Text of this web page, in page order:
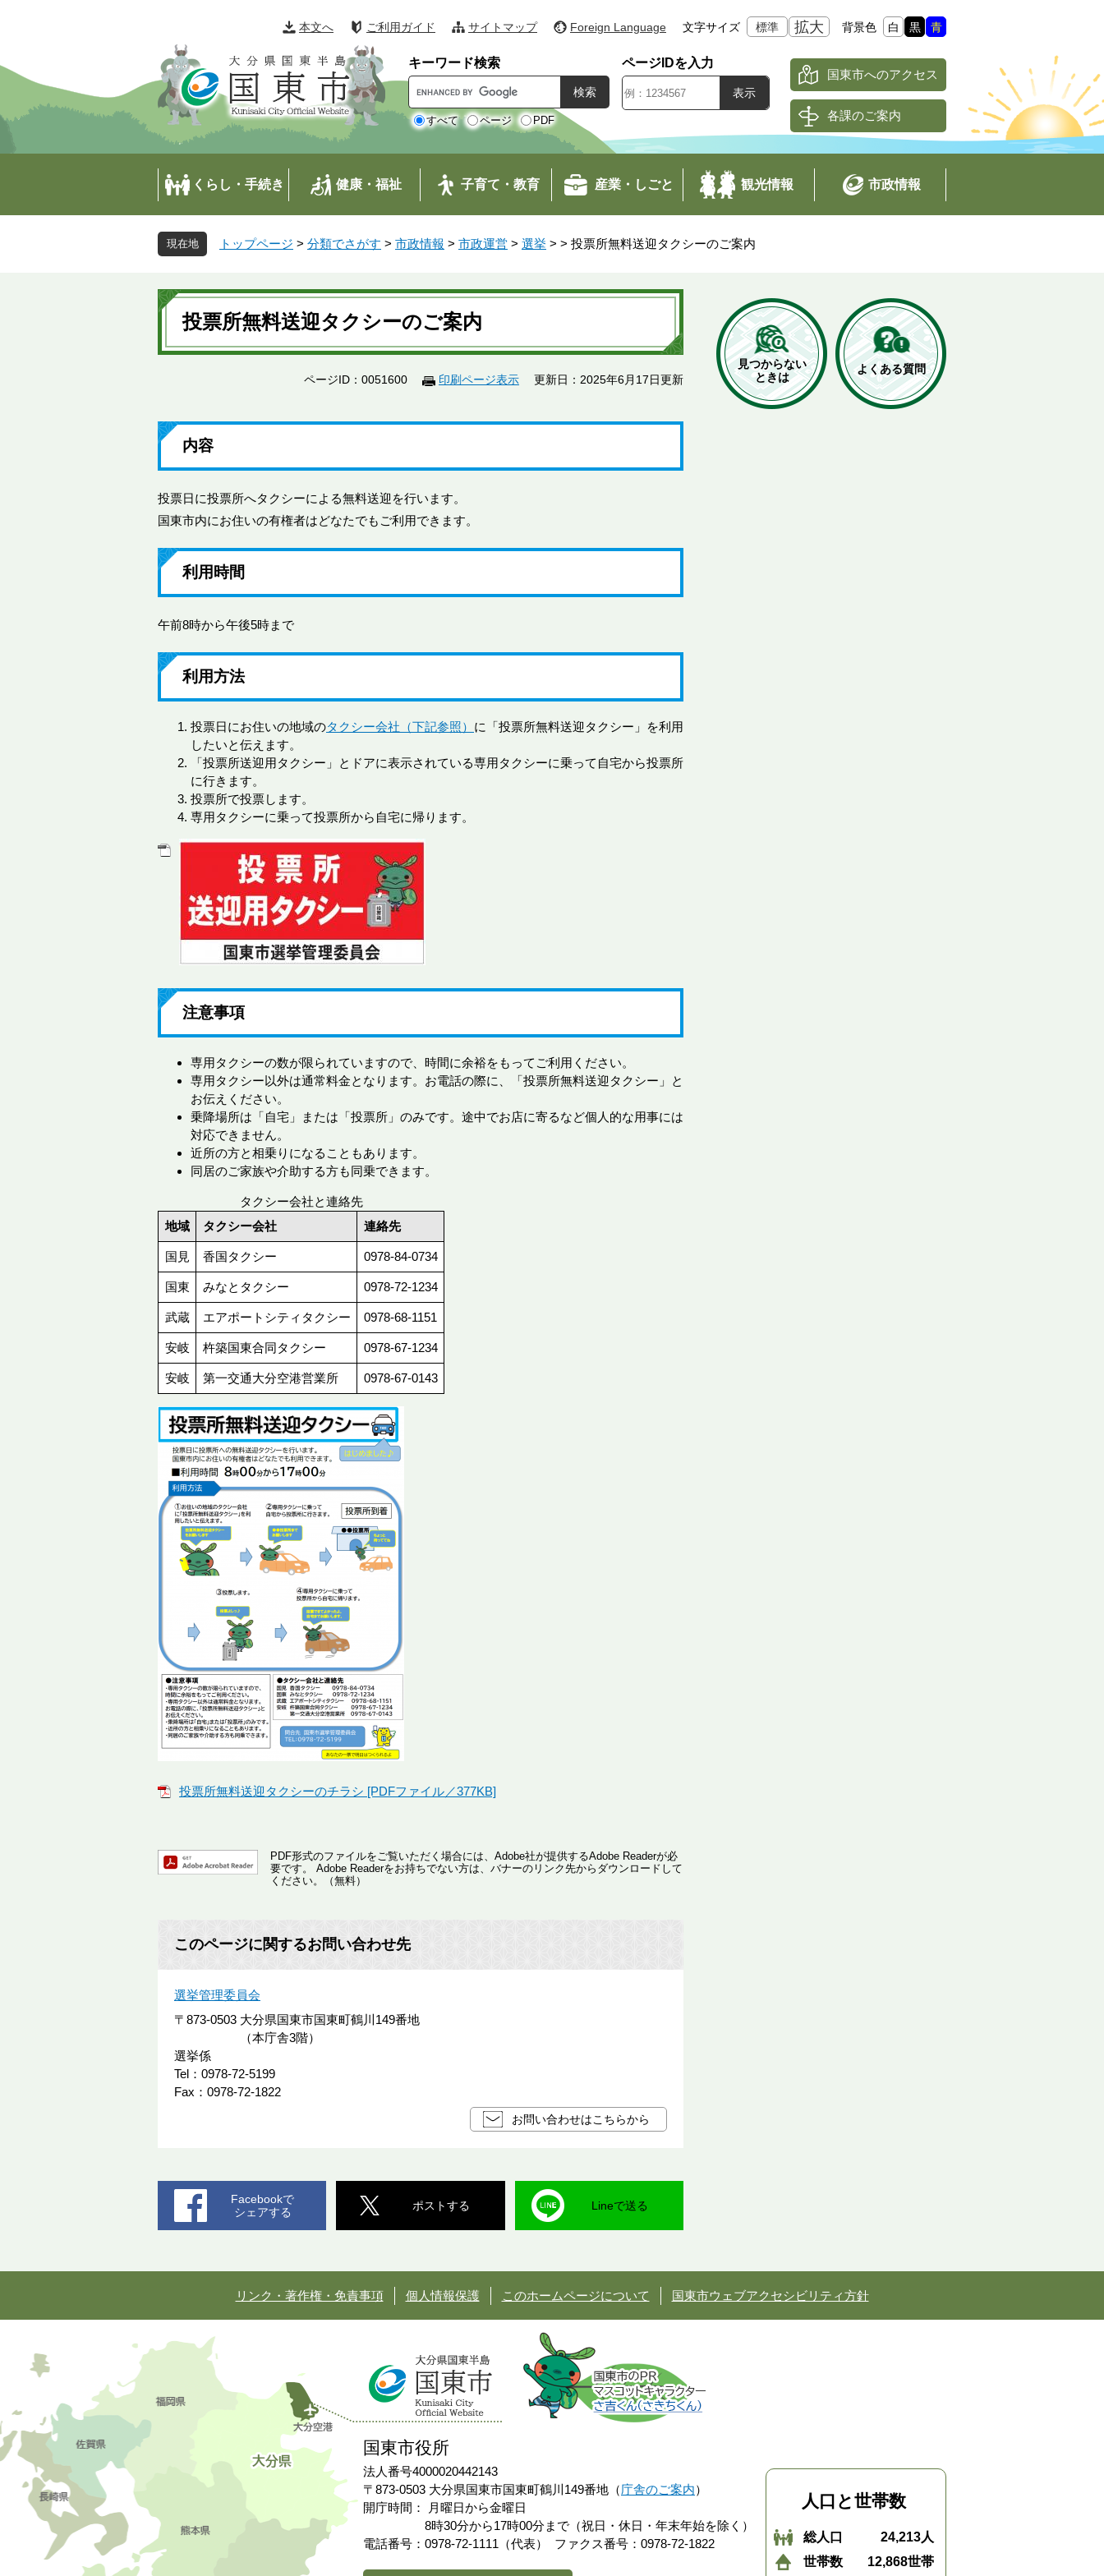
の
で
す
。
ー
ば
し
て
本文へ ご利用ガイド サイトマップ Foreign Language 文字サイズ 標準 拡大 背景色 白 黒 青
キーワード検索
o
o
l
ム
すべて ページ PDF
ページIDを入力
国東市へのアクセス
各課のご案内
くらし・手続き 健康・福祉 子育て・教育 産業・しごと 観光情報 市政情報
トップページ > 分類でさがす > 市政情報 > 市政運営 > 選挙 > > 投票所無料送迎タクシーのご案内
本
文
投票所無料送迎タクシーのご案内
ページID：0051600 印刷ページ表示 更新日：2025年6月17日更新
内容
投票日に投票所へタクシーによる無料送迎を行います。
国東市内にお住いの有権者はどなたでもご利用できます。
利用時間
午前8時から午後5時まで
利用方法
投票日にお住いの地域のタクシー会社（下記参照） に「投票所無料送迎タクシー」を利用
したいと伝えます。
「投票所送迎用タクシー」とドアに表示されている専用タクシーに乗って自宅から投票所
に行きます。
投票所で投票します。
専用タクシーに乗って投票所から自宅に帰ります。
注意事項
専用タクシーの数が限られていますので、時間に余裕をもってご利用ください。
専用タクシー以外は通常料金となります。お電話の際に、「投票所無料送迎タクシー」と
お伝えください。
乗降場所は「自宅」または「投票所」のみです。途中でお店に寄るなど個人的な用事には
対応できません。
近所の方と相乗りになることもあります。
同居のご家族や介助する方も同乗できます。
タクシー会社と連絡先
地域
タクシー会社 連絡先
国見 香国タクシー 0978-84-0734
国東 みなとタクシー 0978-72-1234
武蔵 エアポートシティタクシー 0978-68-1151
安岐 杵築国東合同タクシー 0978-67-1234
安岐 第一交通大分空港営業所 0978-67-0143
投票所無料送迎タクシーのチラシ [PDFファイル／377KB]
PDF形式のファイルをご覧いただく場合には、Adobe社が提供するAdobe Readerが必
要です。
Adobe Readerをお持ちでない方は、バナーのリンク先からダウンロードして
ください。（無料）
このページに関するお問い合わせ先
選挙管理委員会
〒873-0503 大分県国東市国東町鶴川149番地
（本庁舎3階）
選挙係
Tel：0978-72-5199
Fax：0978-72-1822
お問い合わせはこちらから
Facebookで
シェアする
ポストする Lineで送る
見つからない
ときは
よくある質問
リンク・著作権・免責事項 個人情報保護 このホームページについて 国東市ウェブアクセシビリティ方針
国東市役所
法人番号4000020442143
〒873-0503 大分県国東市国東町鶴川149番地（庁舎のご案内）
開庁時間：
月曜日から金曜日
8時30分から17時00分まで（祝日・休日・年末年始を除く）
電話番号：0978-72-1111（代表）
ファクス番号：0978-72-1822
人口と世帯数
総人口
24,213人
世帯数
12,868世帯